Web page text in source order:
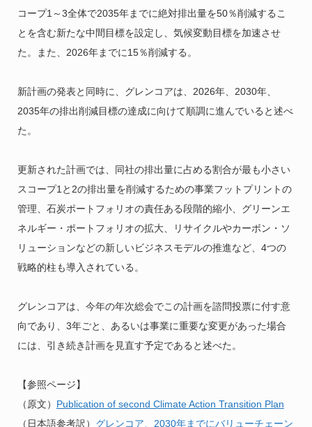
コープ1～3全体で2035年までに絶対排出量を50％削減するこ
とを含む新たな中間目標を設定し、気候変動目標を加速させ
た。また、2026年までに15％削減する。
新計画の発表と同時に、グレンコアは、2026年、2030年、
2035年の排出削減目標の達成に向けて順調に進んでいると述べ
た。
更新された計画では、同社の排出量に占める割合が最も小さい
スコープ1と2の排出量を削減するための事業フットプリントの
管理、石炭ポートフォリオの責任ある段階的縮小、グリーンエ
ネルギー・ポートフォリオの拡大、リサイクルやカーボン・ソ
リューションなどの新しいビジネスモデルの推進など、4つの
戦略的柱も導入されている。
グレンコアは、今年の年次総会でこの計画を諮問投票に付す意
向であり、3年ごと、あるいは事業に重要な変更があった場合
には、引き続き計画を見直す予定であると述べた。
【参照ページ】
（原文） Publication of second Climate Action Transition Plan
（日本語参考訳） グレンコア、2030年までにバリューチェーン